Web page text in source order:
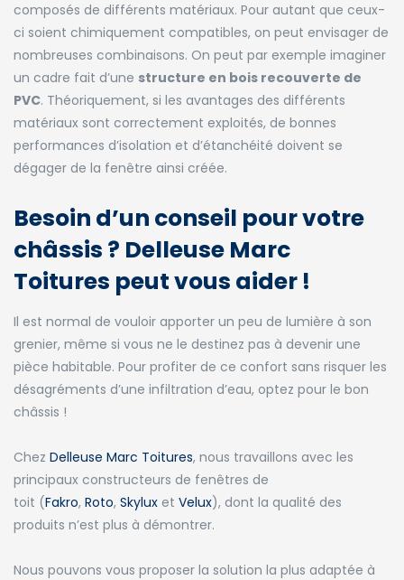
composés de différents matériaux. Pour autant que ceux-
ci soient chimiquement compatibles, on peut envisager de
nombreuses combinaisons. On peut par exemple imaginer
un cadre fait d’une structure en bois recouverte de
PVC. Théoriquement, si les avantages des différents
matériaux sont correctement exploités, de bonnes
performances d’isolation et d’étanchéité doivent se
dégager de la fenêtre ainsi créée.
Besoin d’un conseil pour votre
châssis ? Delleuse Marc
Toitures peut vous aider !
Il est normal de vouloir apporter un peu de lumière à son
grenier, même si vous ne le destinez pas à devenir une
pièce habitable. Pour profiter de ce confort sans risquer les
désagréments d’une infiltration d’eau, optez pour le bon
châssis !
Chez Delleuse Marc Toitures, nous travaillons avec les
principaux constructeurs de fenêtres de
toit (Fakro, Roto, Skylux et Velux), dont la qualité des
produits n’est plus à démontrer.
Nous pouvons vous proposer la solution la plus adaptée à